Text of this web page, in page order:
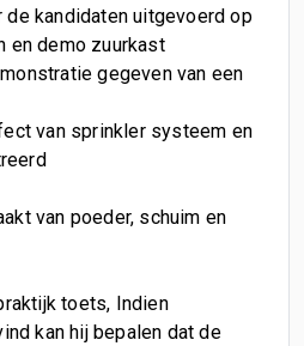
kandidaten uitgevoerd op
en demo zuurkast
gegeven van een
van sprinkler systeem en
van poeder, schuim en
toets, Indien
kan hij bepalen dat de